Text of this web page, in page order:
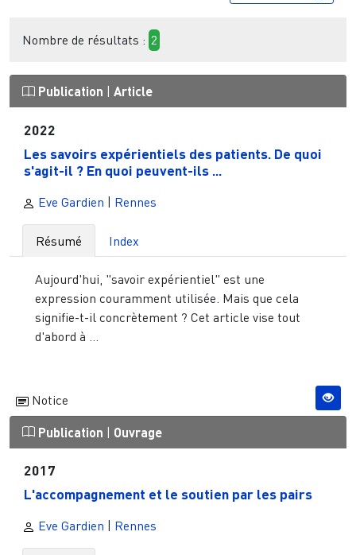
Nombre de résultats : 2
Publication Article
2022
Les savoirs expérientiels des patients. De quoi
s'agit-il ? En quoi peuvent-ils ...
Eve Gardien | Rennes
Résumé Index
Aujourd'hui, "savoir expérientiel" est une
expression couramment utilisée. Mais que cela
signifie-t-il concrètement ? Cet article vise tout
d'abord à ...
Notice
Publication | Ouvrage
2017
L'accompagnement et le soutien par les pairs
Eve Gardien | Rennes